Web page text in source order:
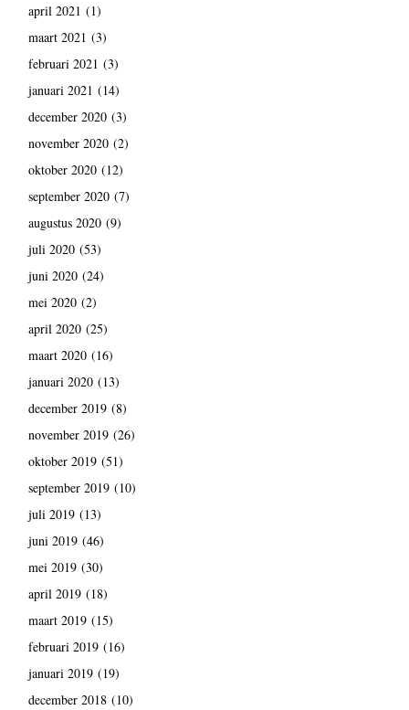
april 2021 (1)
maart 2021 (3)
februari 2021 (3)
januari 2021 (14)
december 2020(3)
november 2020(2)
oktober 2020(12)
september 2020(7)
augustus 2020(9)
juli 2020(53)
juni 2020(24)
mei 2020(2)
april 2020(25)
maart 2020(16)
januari 2020(13)
december 2019(8)
november 2019(26)
oktober 2019(51)
september 2019(10)
juli 2019(13)
juni 2019(46)
mei 2019(30)
april 2019(18)
maart 2019(15)
februari 2019(16)
januari 2019(19)
december 2018(10)